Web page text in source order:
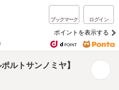
ブックマーク ログイン
ポイントを表示する
ルトサンノミヤ】